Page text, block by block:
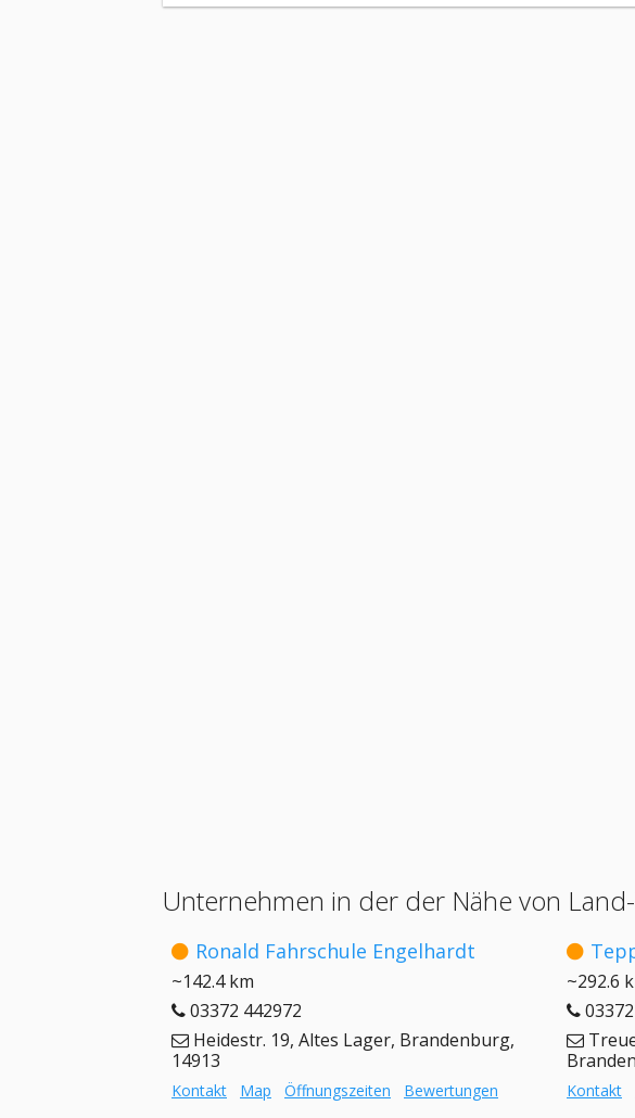
Unternehmen in der der Nähe von
Ronald Fahrschule Engelhardt
~142.4 km
03372 442972
Heidestr. 19, Altes Lager, Brandenburg,
14913
Kontakt Map Öffnungszeiten Bewertungen
~292.6
Kontakt